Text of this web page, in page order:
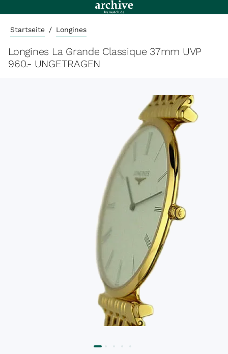
Startseite / Longines
Longines La Grande Classique 37mm UVP
960.- UNGETRAGEN